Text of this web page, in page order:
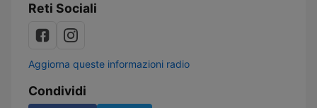
Reti Sociali
Aggiorna queste informazioni radio
Condividi